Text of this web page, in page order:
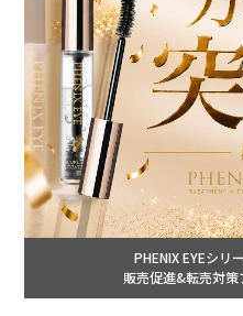
PHENIX EYEシリ
販売促進&転売対